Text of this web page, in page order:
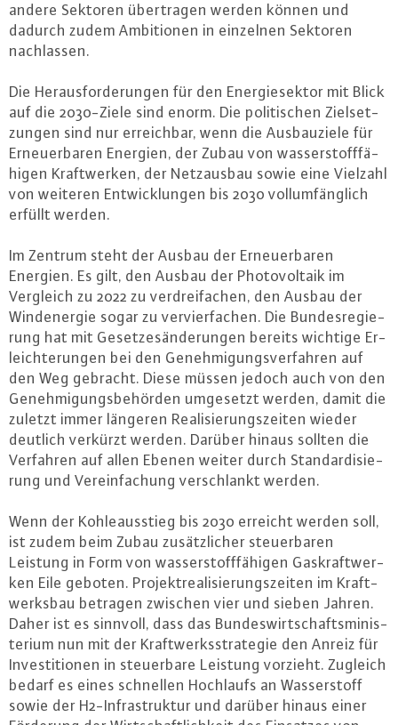
andere Sektoren über­tra­gen werden können und
dadurch zudem Am­bi­tio­nen in einzelnen Sektoren
nach­las­sen.
Die Her­aus­for­de­run­gen für den En­er­gie­sek­tor mit Blick
auf die 2030-Zie­le sind enorm. Die po­li­ti­schen Ziel­set­
zun­gen sind nur er­reich­bar, wenn die Aus­bau­zie­le für
Er­neu­er­ba­ren Energien, der Zubau von was­ser­stoff­fä­
hi­gen Kraft­wer­ken, der Netz­aus­bau sowie eine Vielzahl
von weiteren Ent­wick­lun­gen bis 2030 voll­um­fäng­lich
erfüllt werden.
Im Zentrum steht der Ausbau der Er­neu­er­ba­ren
Energien. Es gilt, den Ausbau der Pho­to­vol­ta­ik im
Vergleich zu 2022 zu ver­drei­fa­chen, den Ausbau der
Wind­ener­gie sogar zu ver­vier­fa­chen. Die Bun­des­re­gie­
rung hat mit Ge­set­zes­än­de­run­gen bereits wichtige Er­
leich­te­run­gen bei den Ge­neh­mi­gungs­ver­fah­ren auf
den Weg gebracht. Diese müssen jedoch auch von den
Ge­neh­mi­gungs­be­hör­den umgesetzt werden, damit die
zuletzt immer längeren Rea­li­sie­rungs­zei­ten wieder
deutlich verkürzt werden. Darüber hinaus sollten die
Verfahren auf allen Ebenen weiter durch Stan­dar­di­sie­
rung und Ver­ein­fa­chung ver­schlankt werden.
Wenn der Koh­le­aus­stieg bis 2030 erreicht werden soll,
ist zudem beim Zubau zu­sätz­li­cher steu­er­ba­ren
Leistung in Form von was­ser­stoff­fä­hi­gen Gas­kraft­wer­
ken Eile geboten. Pro­jektrea­li­sie­rungs­zei­ten im Kraft­
werks­bau betragen zwischen vier und sieben Jahren.
Daher ist es sinnvoll, dass das Bun­des­wirt­schafts­mi­nis­
te­ri­um nun mit der Kraft­werks­stra­te­gie den Anreiz für
In­ves­ti­tio­nen in steu­er­ba­re Leistung vorzieht. Zugleich
bedarf es eines schnellen Hochlaufs an Was­ser­stoff
sowie der H2-In­fra­struk­tur und darüber hinaus einer